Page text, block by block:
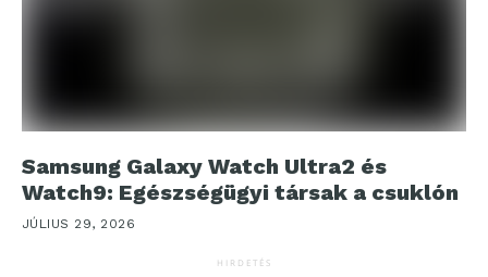
Samsung Galaxy Watch Ultra2 és
Watch9: Egészségügyi társak a csuklón
JÚLIUS 29, 2026
HIRDETÉS